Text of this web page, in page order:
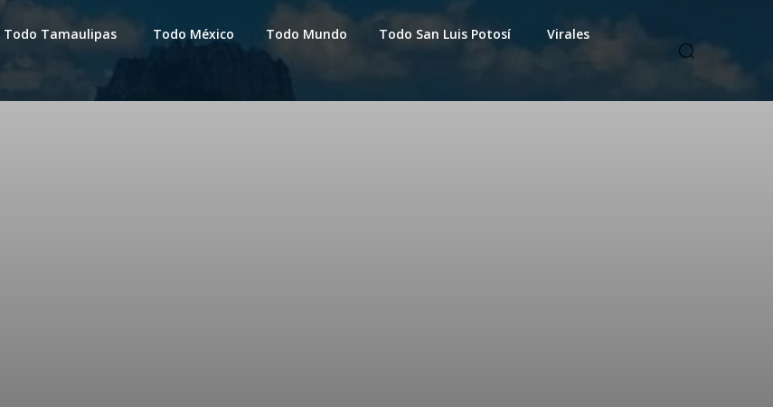
Todo Tamaulipas Todo México Todo Mundo Todo San Luis Potosí
Virales